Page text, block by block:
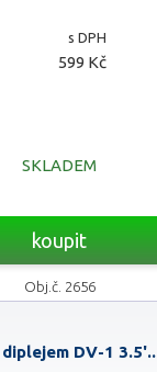
s DPH
599 Kč
SKLADEM
koupit
Obj.č. 2656
DV-1 3.5'..